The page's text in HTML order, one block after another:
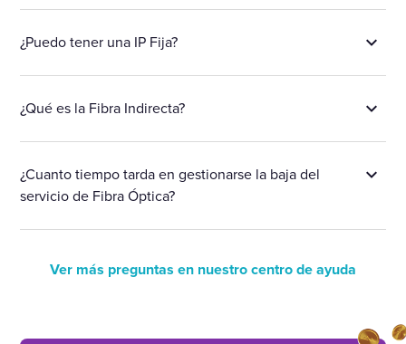
¿Puedo tener una IP Fija?
¿Qué es la Fibra Indirecta?
¿Cuanto tiempo tarda en gestionarse la baja del
servicio de Fibra Óptica?
Ver más preguntas en nuestro centro de ayuda